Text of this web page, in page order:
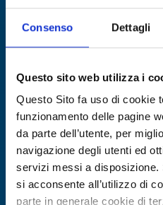
Consenso Dettagli
Questo sito web utilizza i
Questo Sito fa uso di cookie
funzionamento delle pagine
da parte dell’utente, per
navigazione degli utenti ed
servizi messi a disposizione.
si acconsente all’utilizzo di
parte in generale cookie di
ID: BOFR20251104012
Expires on20